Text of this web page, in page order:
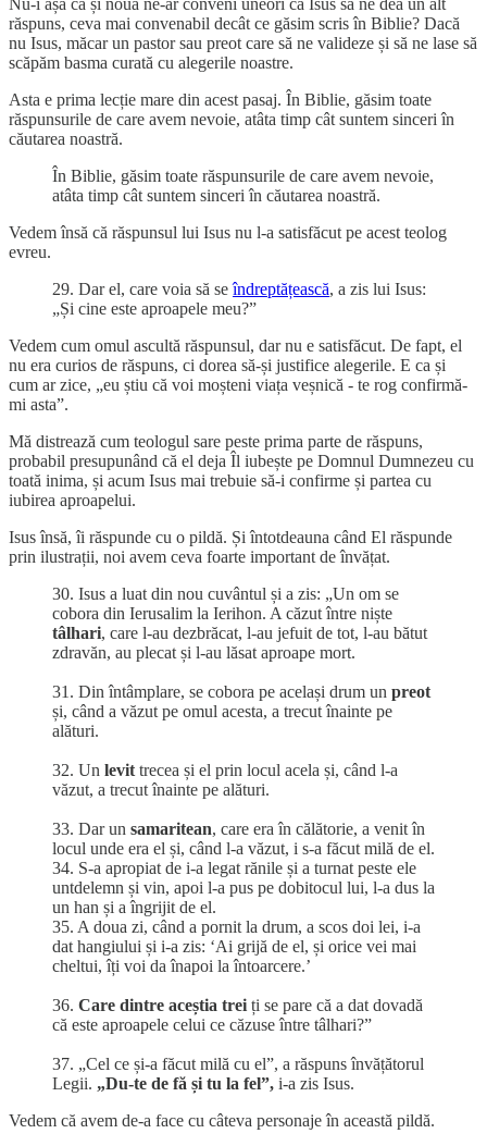
răspuns, ceva mai convenabil decât ce găsim scris în Biblie? Dacă
nu Isus, măcar un pastor sau preot care să ne valideze și să ne lase să
scăpăm basma curată cu alegerile noastre.
Asta e prima lecție mare din acest pasaj. În Biblie, găsim toate
răspunsurile de care avem nevoie, atâta timp cât suntem sinceri în
căutarea noastră.
În Biblie, găsim toate răspunsurile de care avem nevoie,
atâta timp cât suntem sinceri în căutarea noastră.
Vedem însă că răspunsul lui Isus nu l-a satisfăcut pe acest teolog
evreu.
29. Dar el, care voia să seîndreptățească, a zis lui Isus:
„Și cine este aproapele meu?”
Vedem cum omul ascultă răspunsul, dar nu e satisfăcut. De fapt, el
nu era curios de răspuns, ci dorea să-și justifice alegerile. E ca și
cum ar zice, „eu știu că voi moșteni viața veșnică - te rog confirmă-
mi asta”.
Mă distrează cum teologul sare peste prima parte de răspuns,
probabil presupunând că el deja Îl iubește pe Domnul Dumnezeu cu
toată inima, și acum Isus mai trebuie să-i confirme și partea cu
iubirea aproapelui.
Isus însă, îi răspunde cu o pildă. Și întotdeauna când El răspunde
prin ilustrații, noi avem ceva foarte important de învățat.
30. Isus a luat din nou cuvântul și a zis: „Un om se
cobora din Ierusalim la Ierihon. A căzut între niște
tâlhari, care l-au dezbrăcat, l-au jefuit de tot, l-au bătut
zdravăn, au plecat și l-au lăsat aproape mort.
31. Din întâmplare, se cobora pe același drum un preot
și, când a văzut pe omul acesta, a trecut înainte pe
alături.
32. Un levit trecea și el prin locul acela și, când l-a
văzut, a trecut înainte pe alături.
33. Dar un samaritean, care era în călătorie, a venit în
locul unde era el și, când l-a văzut, i s-a făcut milă de el.
34. S-a apropiat de i-a legat rănile și a turnat peste ele
untdelemn și vin, apoi l-a pus pe dobitocul lui, l-a dus la
un han și a îngrijit de el.
35. A doua zi, când a pornit la drum, a scos doi lei, i-a
dat hangiului și i-a zis: ‘Ai grijă de el, și orice vei mai
cheltui, îți voi da înapoi la întoarcere.’
36. Care dintre aceștia trei ți se pare că a dat dovadă
că este aproapele celui ce căzuse între tâlhari?”
37. „Cel ce și-a făcut milă cu el”, a răspuns învățătorul
Legii. „Du-te de fă și tu la fel”, i-a zis Isus.
Vedem că avem de-a face cu câteva personaje în această pildă.